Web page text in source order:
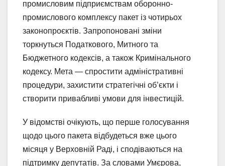
промисловим підприємствам оборонно-
промислового комплексу пакет із чотирьох
законопроєктів. Запропоновані зміни
торкнуться Податкового, Митного та
Бюджетного кодексів, а також Кримінального
кодексу. Мета — спростити адміністративні
процедури, захистити стратегічні об’єкти і
створити привабливі умови для інвестицій.
У відомстві очікують, що перше голосування
щодо цього пакета відбудеться вже цього
місяця у Верховній Раді, і сподіваються на
підтримку депутатів. За словами Умєрова,